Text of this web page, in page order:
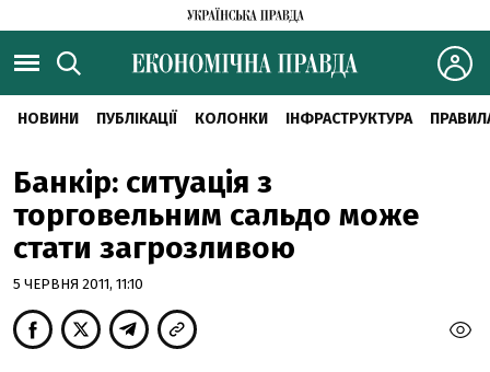
НОВИНИ ПУБЛІКАЦІЇ КОЛОНКИ ІНФРАСТРУКТУРА
Банкір: ситуація з
торговельним сальдо може
стати загрозливою
5 ЧЕРВНЯ 2011, 11:10